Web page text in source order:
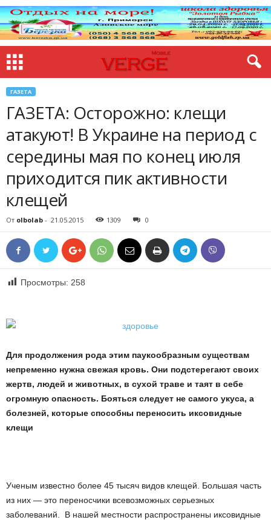
ГАЗЕТА
ГАЗЕТА: Осторожно: клещи
атакуют! В Украине на период с
середины мая по конец июля
приходится пик активности
клещей
От olbolab - 21.05.2015 1309 0
Просмотры: 258
Для продолжения рода этим паукообразным существам
непременно нужна свежая кровь. Они подстерегают своих
жертв, людей и животных, в сухой траве и таят в себе
огромную опасность. Бояться следует не самого укуса, а
болезней, которые способны переносить иксовидные
клещи
Ученым известно более 45 тысяч видов клещей. Большая часть
из них — это переносчики всевозможных серьезных
заболеваний. В нашей местности распространены иксовидные